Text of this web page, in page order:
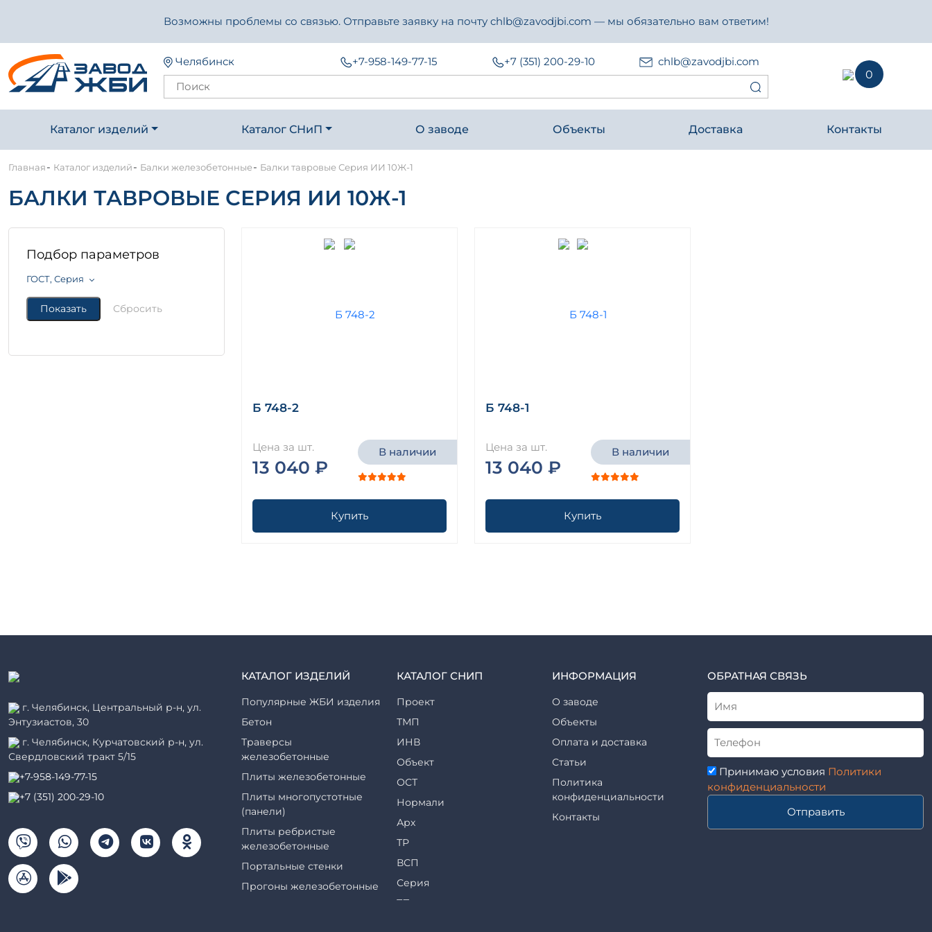
Возможны проблемы со связью. Отправьте заявку на почту chlb@zavodjbi.com — мы обязательно вам ответим!
Челябинск +7-958-149-77-15 +7 (351) 200-29-10
chlb@zavodjbi.com
0
Каталог изделий Каталог СНиП О заводе Объекты Доставка Контакты
Главная- Каталог изделий- Балки железобетонные- Балки тавровые Серия ИИ 10Ж-1
БАЛКИ ТАВРОВЫЕ СЕРИЯ ИИ 10Ж-1
Подбор параметров
ГОСТ, Серия
Б 748-2
Цена за шт.
13 040 ₽
В наличии
Купить
Б 748-1
Цена за шт.
13 040 ₽
В наличии
Купить
г. Челябинск, Центральный р-н, ул.
Энтузиастов, 30
г. Челябинск, Курчатовский р-н, ул.
Свердловский тракт 5/15
+7-958-149-77-15
+7 (351) 200-29-10
КАТАЛОГ ИЗДЕЛИЙ
Популярные ЖБИ изделия
Бетон
Траверсы
железобетонные
Плиты железобетонные
Плиты многопустотные
(панели)
Плиты ребристые
железобетонные
Портальные стенки
Прогоны железобетонные
КАТАЛОГ СНИП
Проект
ТМП
ИНВ
Объект
ОСТ
Нормали
Арх
ТР
ВСП
Серия
ТП
ИНФОРМАЦИЯ
О заводе
Объекты
Оплата и доставка
Статьи
Политика
конфиденциальности
Контакты
ОБРАТНАЯ СВЯЗЬ
Принимаю условия Политики
конфиденциальности
Отправить